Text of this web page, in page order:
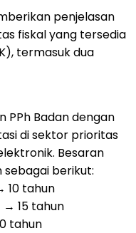
penjelasan
fiskal yang tersedia
termasuk dua
PPh Badan dengan
di sektor prioritas
Besaran
sebagai berikut:
10 tahun
15 tahun
tahun